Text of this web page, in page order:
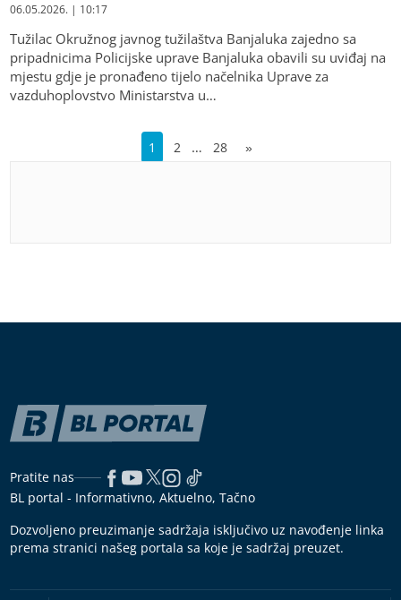
06.05.2026. | 10:17
Tužilac Okružnog javnog tužilaštva Banjaluka zajedno sa
pripadnicima Policijske uprave Banjaluka obavili su uviđaj na
mjestu gdje je pronađeno tijelo načelnika Uprave za
vazduhoplovstvo Ministarstva u…
1 2 … 28 »
Pratite nas
BL portal - Informativno, Aktuelno, Tačno
Dozvoljeno preuzimanje sadržaja isključivo uz navođenje linka
prema stranici našeg portala sa koje je sadržaj preuzet.